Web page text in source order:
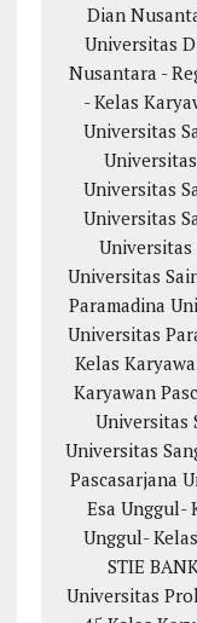
Dian
Universitas
Nusantara -
- Kelas
Universitas
Universitas
Universitas
Universitas
Universitas
Paramadina
Universitas
Kelas
Karyawan
Universitas
Universitas
Pascasarjana
Esa Unggul-
Unggul-
STIE
Universitas